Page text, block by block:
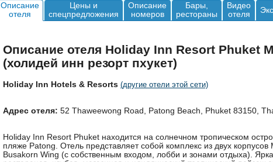
Описание
отеля
Цены и
спецпредложения
Описание
номеров
Бары,
рестораны
Видео
отеля
Описание отеля Holiday Inn Resort Phuket
(холидей инн резорт пхукет)
Holiday Inn Hotels & Resorts (другие отели этой сети)
Адрес отеля: 52 Thaweewong Road, Patong Beach, Phuket 83150,
Holiday Inn Resort Phuket находится на солнечном тропическом
пляже Patong. Отель представляет собой комплекс из двух корпусов
Busakorn Wing (с собственным входом, лобби и зонами отдыха).